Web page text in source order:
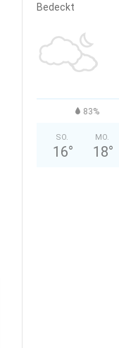
Bedeckt
83%
SO.
16°
MO.
18°